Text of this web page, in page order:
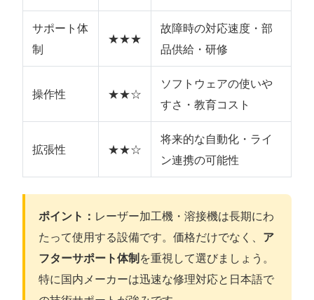
サポート体
制
★★★
故障時の対応速度・部
品供給・研修
操作性 ★★☆
ソフトウェアの使いや
すさ・教育コスト
拡張性 ★★☆
将来的な自動化・ライ
ン連携の可能性
ポイント： レーザー加工機・溶接機は長期にわ
たって使用する設備です。価格だけでなく、 ア
フターサポート体制を重視して選びましょう。
特に国内メーカーは迅速な修理対応と日本語で